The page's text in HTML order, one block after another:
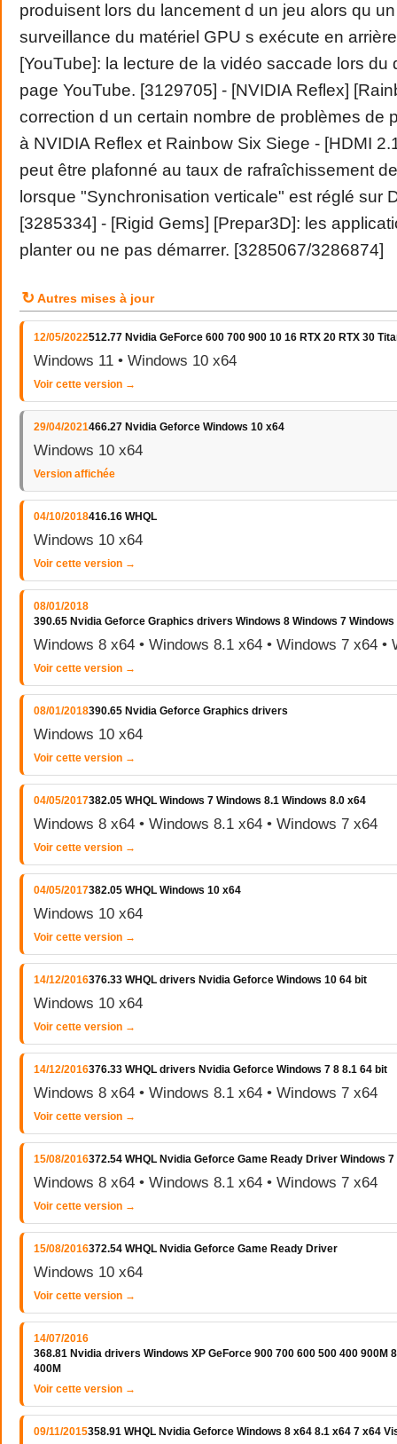
produisent lors du lancement d un jeu alors qu
surveillance du matériel GPU s exécute en
[YouTube]: la lecture de la vidéo saccade lors du
page YouTube. [3129705] - [NVIDIA Reflex]
correction d un certain nombre de problèmes de
à NVIDIA Reflex et Rainbow Six Siege - [HDMI
peut être plafonné au taux de rafraîchissement
lorsque "Synchronisation verticale" est réglé sur
[3285334] - [Rigid Gems] [Prepar3D]: les
planter ou ne pas démarrer. [3285067/3286874]
↻ Autres mises à jour
12/05/2022512.77 Nvidia GeForce 600 700 900 10 16 RTX 20 RTX 30
Windows 11 • Windows 10 x64
Voir cette version →
29/04/2021466.27 Nvidia Geforce Windows 10 x64
Windows 10 x64
Version affichée
04/10/2018416.16 WHQL
Windows 10 x64
Voir cette version →
08/01/2018
390.65 Nvidia Geforce Graphics drivers Windows 8 Windows 7 Windows
Windows 8 x64 • Windows 8.1 x64 • Windows 7 x64 •
Voir cette version →
08/01/2018390.65 Nvidia Geforce Graphics drivers
Windows 10 x64
Voir cette version →
04/05/2017382.05 WHQL Windows 7 Windows 8.1 Windows 8.0 x64
Windows 8 x64 • Windows 8.1 x64 • Windows 7 x64
Voir cette version →
04/05/2017382.05 WHQL Windows 10 x64
Windows 10 x64
Voir cette version →
14/12/2016376.33 WHQL drivers Nvidia Geforce Windows 10 64 bit
Windows 10 x64
Voir cette version →
14/12/2016376.33 WHQL drivers Nvidia Geforce Windows 7 8 8.1 64 bit
Windows 8 x64 • Windows 8.1 x64 • Windows 7 x64
Voir cette version →
15/08/2016372.54 WHQL Nvidia Geforce Game Ready Driver Windows 7
Windows 8 x64 • Windows 8.1 x64 • Windows 7 x64
Voir cette version →
15/08/2016372.54 WHQL Nvidia Geforce Game Ready Driver
Windows 10 x64
Voir cette version →
14/07/2016
368.81 Nvidia drivers Windows XP GeForce 900 700 600 500 400 900M
400M
Voir cette version →
09/11/2015358.91 WHQL Nvidia Geforce Windows 8 x64 8.1 x64 7 x64